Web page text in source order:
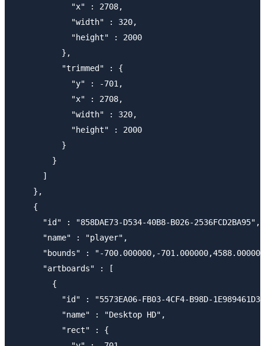
            "x" : 2708,
            "width" : 320,
            "height" : 2000
          },
          "trimmed" : {
            "y" : -701,
            "x" : 2708,
            "width" : 320,
            "height" : 2000
          }
        }
      ]
    },
    {
      "id" : "858DAE73-D534-40B8-B026-2536FCD2BA95",
      "name" : "player",
"bounds" : "-700.000000,-
      "artboards" : [
        {
"id" : "5573EA06-FB03-4CF4-B98D-
          "name" : "Desktop HD",
          "rect" : {